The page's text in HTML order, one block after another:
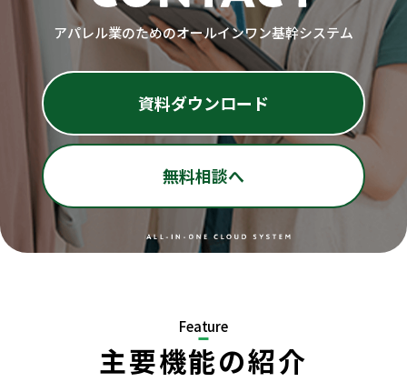
アパレル業のためのオールインワン基幹システム
資料ダウンロード
無料相談へ
Feature
主要機能の紹介
資料ダウンロードの一覧へ
Reuse中古買取業者向けサービス
資料ダウンロードの一覧へ
forRetail小売業の方向けサービス
お問い合わせフォームへ
Reuse中古買取業者向けサービス
お問い合わせフォームへ